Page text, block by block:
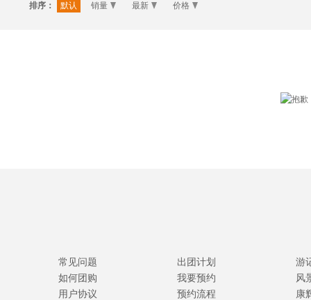
排序：
默认 销量 最新 价格
常见问题
如何团购
用户协议
出团计划
我要预约
预约流程
游
风
康